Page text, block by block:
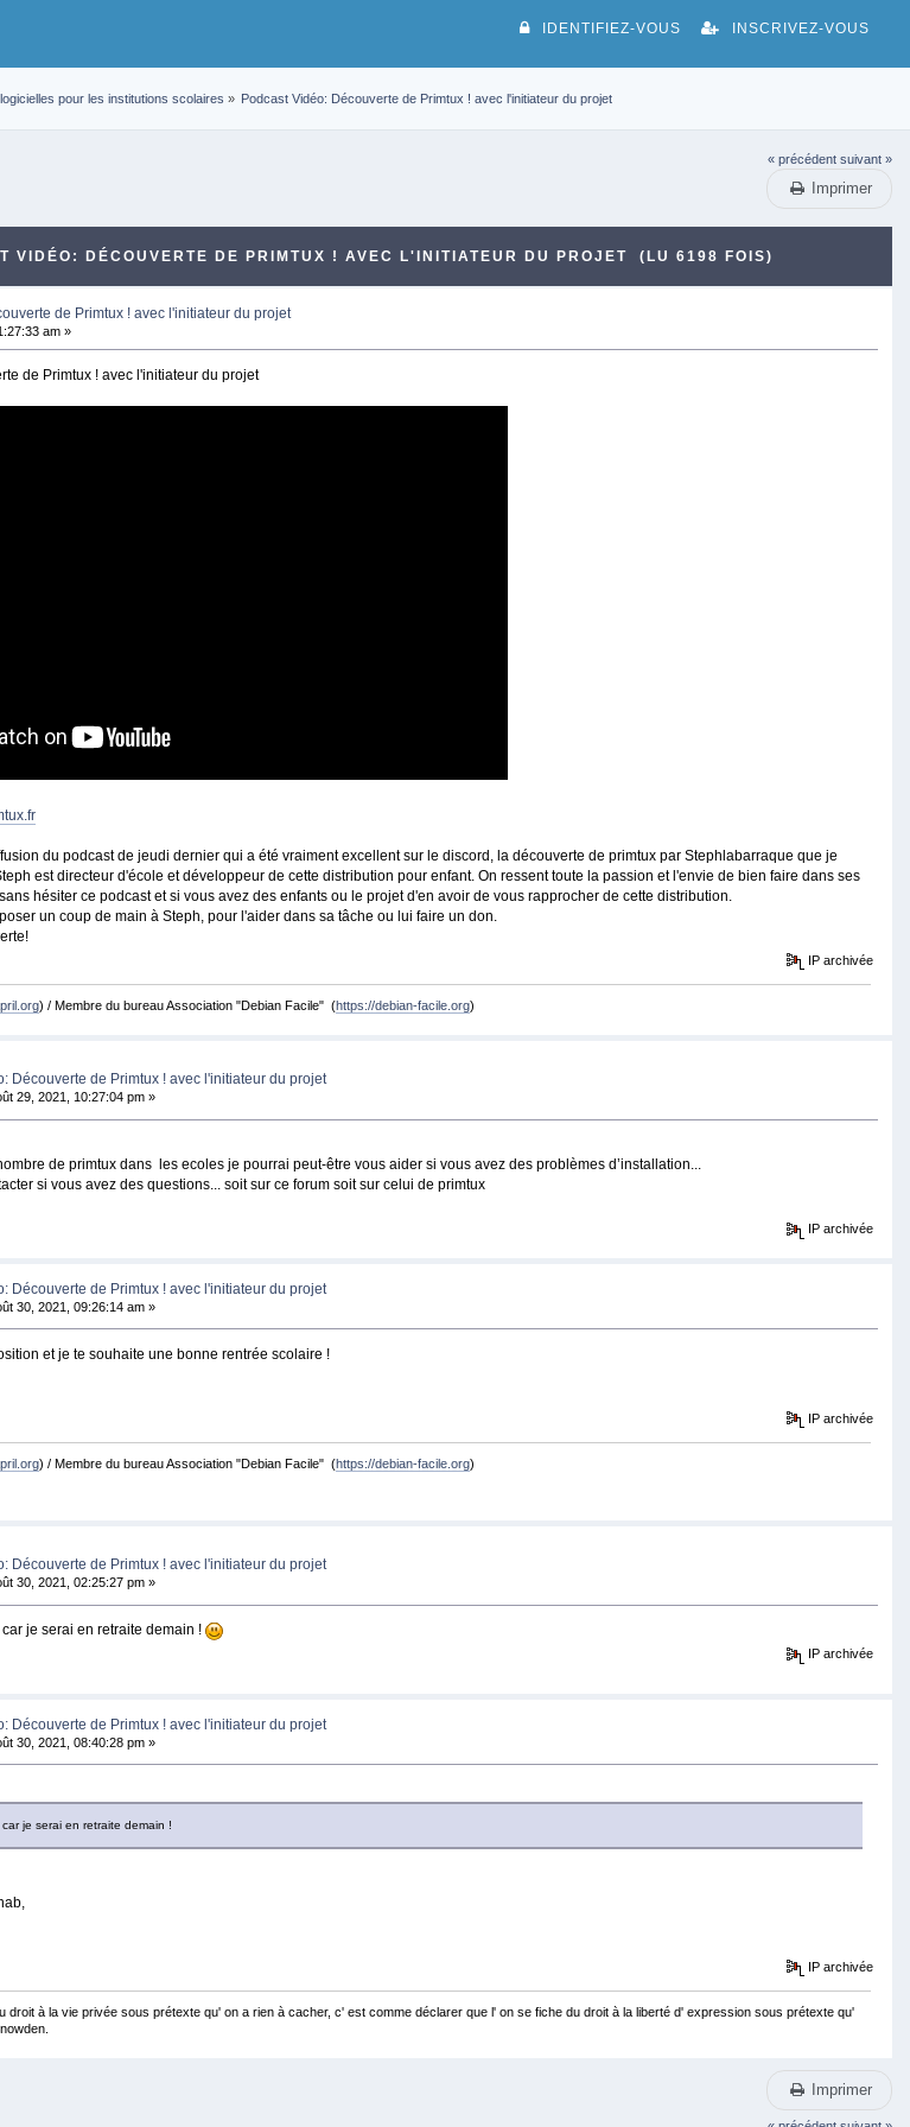
IDENTIFIEZ-VOUS INSCRIVEZ-VOUS
logicielles pour les institutions scolaires » Podcast Vidéo: Découverte de Primtux ! avec l'initiateur du projet
« précédent suivant »
Imprimer
VIDÉO: DÉCOUVERTE DE PRIMTUX ! AVEC L'INITIATEUR DU PROJET (LU 6198 FOIS)
de Primtux ! avec l'initiateur du projet
am »
de Primtux ! avec l'initiateur du projet
du podcast de jeudi dernier qui a été vraiment excellent sur le discord, la découverte de primtux par Stephlabarraque que je
est directeur d'école et développeur de cette distribution pour enfant. On ressent toute la passion et l'envie de bien faire dans ses
hésiter ce podcast et si vous avez des enfants ou le projet d'en avoir de vous rapprocher de cette distribution.
un coup de main à Steph, pour l'aider dans sa tâche ou lui faire un don.
IP archivée
) / Membre du bureau Association "Debian Facile" (https://debian-facile.org)
Découverte de Primtux ! avec l'initiateur du projet
29, 2021, 10:27:04 pm »
de primtux dans les ecoles je pourrai peut-être vous aider si vous avez des problèmes d’installation...
si vous avez des questions... soit sur ce forum soit sur celui de primtux
IP archivée
Découverte de Primtux ! avec l'initiateur du projet
30, 2021, 09:26:14 am »
et je te souhaite une bonne rentrée scolaire !
IP archivée
) / Membre du bureau Association "Debian Facile" (https://debian-facile.org)
Découverte de Primtux ! avec l'initiateur du projet
30, 2021, 02:25:27 pm »
je serai en retraite demain !
IP archivée
Découverte de Primtux ! avec l'initiateur du projet
30, 2021, 08:40:28 pm »
je serai en retraite demain !
IP archivée
droit à la vie privée sous prétexte qu' on a rien à cacher, c' est comme déclarer que l' on se fiche du droit à la liberté d' expression sous prétexte qu'
Imprimer